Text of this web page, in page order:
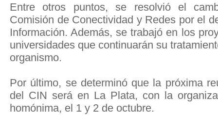
Entre otros puntos, se resolvió el
Comisión de Conectividad y Redes por el
Información. Además, se trabajó en los
universidades que continuarán su
organismo.
Por último, se determinó que la próxima
del CIN será en La Plata, con la
homónima, el 1 y 2 de octubre.